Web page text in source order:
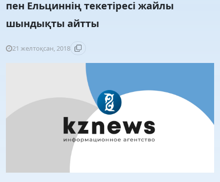
пен Ельциннің текетіресі жайлы
шындықты айтты
21 желтоқсан, 2018